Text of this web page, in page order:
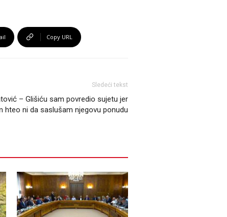
Copy URL
Sledeći tekst
– Glišiću sam povredio sujetu jer
hteo ni da saslušam njegovu ponudu